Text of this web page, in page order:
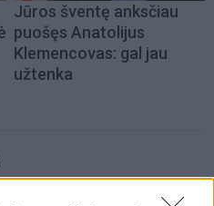
Jūros šventę anksčiau
puošęs Anatolijus
Klemencovas: gal jau
užtenka